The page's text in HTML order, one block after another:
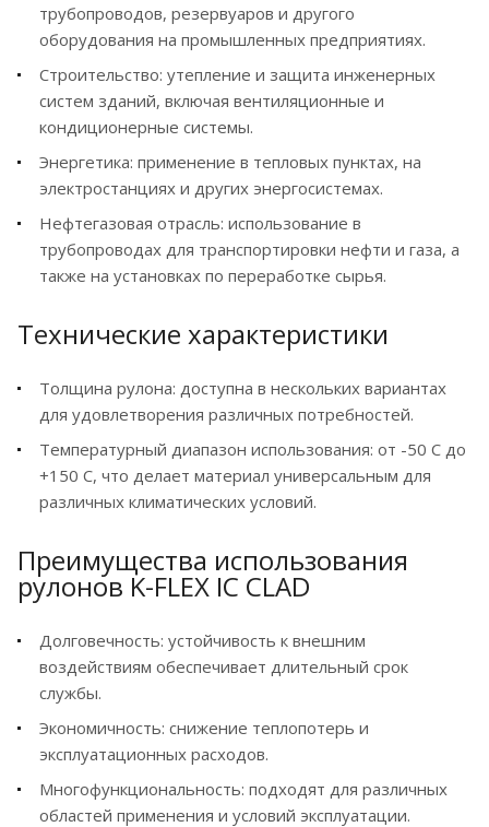
трубопроводов, резервуаров и другого
оборудования на промышленных предприятиях.
Строительство: утепление и защита инженерных
систем зданий, включая вентиляционные и
кондиционерные системы.
Энергетика: применение в тепловых пунктах, на
электростанциях и других энергосистемах.
Нефтегазовая отрасль: использование в
трубопроводах для транспортировки нефти и газа, а
также на установках по переработке сырья.
Технические характеристики
Толщина рулона: доступна в нескольких вариантах
для удовлетворения различных потребностей.
Температурный диапазон использования: от -50 C до
+150 C, что делает материал универсальным для
различных климатических условий.
Преимущества использования
рулонов K-FLEX IC CLAD
Долговечность: устойчивость к внешним
воздействиям обеспечивает длительный срок
службы.
Экономичность: снижение теплопотерь и
эксплуатационных расходов.
Многофункциональность: подходят для различных
областей применения и условий эксплуатации.